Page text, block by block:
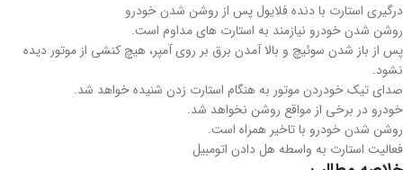
درگیری استارت با دنده فلایول پس از روشن شدن خودرو
روشن شدن خودرو نیازمند به استارت های مداوم است.
پس از باز شدن سوئیچ و بالا آمدن برق بر روی آمپر، هیچ کنشی از موتور دیده
نشود.
صدای تیک خودردن موتور به هنگام استارت زدن شنیده خواهد شد.
خودرو در برخی از مواقع روشن نخواهد شد.
روشن شدن خودرو با تاخیر همراه است.
فعالیت استارت به واسطه هل دادن اتومبیل